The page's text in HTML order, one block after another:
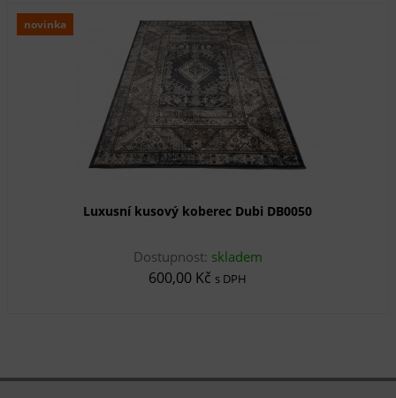
novinka
Luxusní kusový koberec Dubi DB0050
Dostupnost: skladem
600,00 Kč s DPH